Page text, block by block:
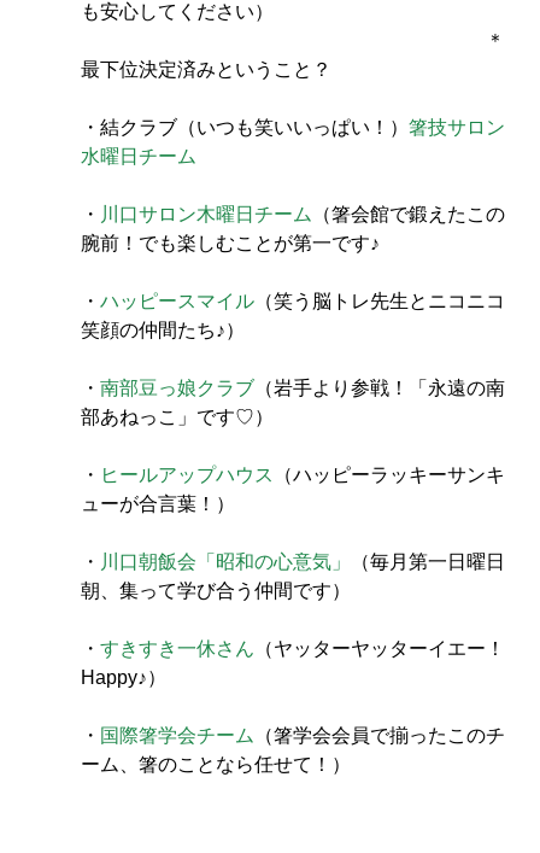
も安心してください）
＊
最下位決定済みということ？
・結クラブ（いつも笑いいっぱい！） 箸技サロン
水曜日チーム
・ 川口サロン木曜日チーム
（箸会館で鍛えたこの
腕前！でも楽しむことが第一です♪
・ ハッピースマイル（笑う脳トレ先生とニコニコ
笑顔の仲間たち♪）
・ 南部豆っ娘クラブ（岩手より参戦！「永遠の南
部あねっこ」です♡）
・ ヒールアップハウス
（ハッピーラッキーサンキ
ューが合言葉！）
・ 川口朝飯会「昭和の心意気」
（毎月第一日曜日
朝、集って学び合う仲間です）
・ すきすき一休さん （ヤッターヤッターイエー！
Happy♪）
・ 国際箸学会チーム
（箸学会会員で揃ったこのチ
ーム、箸のことなら任せて！）